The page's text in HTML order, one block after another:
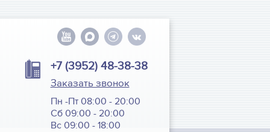
Заказать звонок
+7 (3952) 48-38-38
Пн -Пт 08:00 - 20:00
Сб 09:00 - 20:00
Вс 09:00 - 18:00